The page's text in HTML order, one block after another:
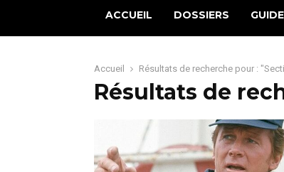
ACCUEIL DOSSIERS
Accueil Résultats de recherche pour :
Résultats de